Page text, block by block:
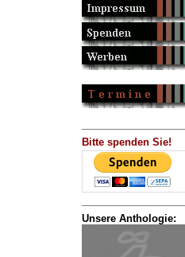
Bitte spenden Sie!
Unsere Anthologie: